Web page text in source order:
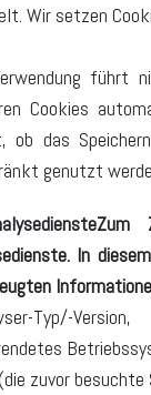
Wir setzen
führt
Cookies
ob das
genutzt
In
Typ/-Version,
zuvor